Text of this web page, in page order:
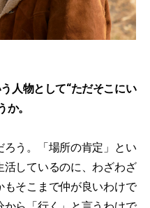
人物として“ただそこにい
。
う。「場所の肯定」とい
活しているのに、わざわざ
そこまで仲が良いわけで